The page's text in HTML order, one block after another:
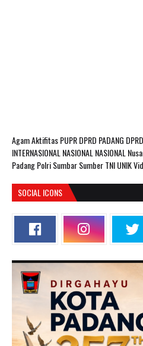
AgamAktifitas PUPRDPRD PADANG
INTERNASIONAL NASIONAL NASIONAL
PadangPolriSumbarSumberTNIUNIK
SOCIAL ICONS